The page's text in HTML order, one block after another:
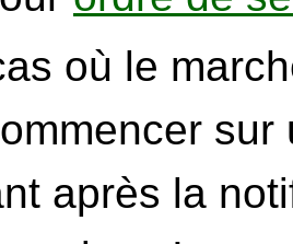
où le
après la